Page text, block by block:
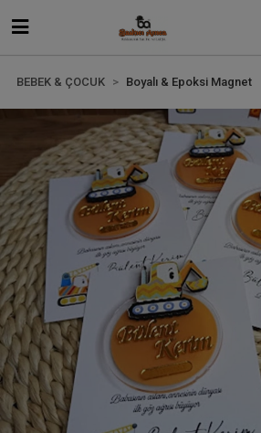
BEBEK & ÇOCUK Boyalı & Epoksi Magnet